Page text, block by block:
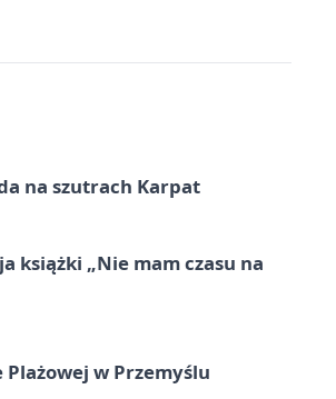
na szutrach Karpat
książki „Nie mam czasu na
w Przemyślu